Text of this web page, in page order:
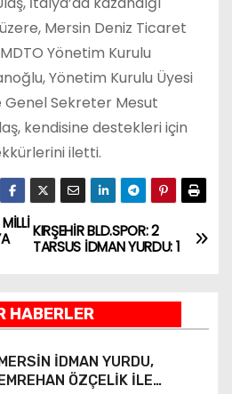
Mersin Deniz Ticaret
Yönetim Kurulu
Yönetim Kurulu Üyesi
Sekreter Mesut
kendisine destekleri için
iletti.
KIRŞEHİR BLD.SPOR: 2
TARSUS İDMAN YURDU: 1
HABERLER
İDMAN YURDU,
ÖZÇELİK İLE